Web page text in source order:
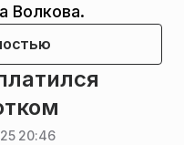
Волкова.
20:46